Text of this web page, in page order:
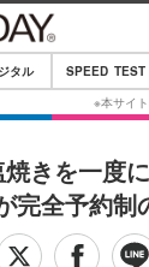
タル SPEED TEST
きを一度
完全予約制